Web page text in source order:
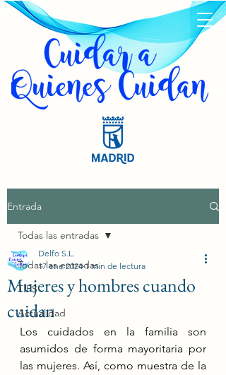
Entrada
Todas las entradas
TIPS
Actualidad
Todas las entradas
Mujeres y hombres cuando
cuidan
Delfo S.L.
17 ene 2024 1 min de lectura
Los cuidados en la familia son
asumidos de forma mayoritaria por
las mujeres. Así, como muestra de la